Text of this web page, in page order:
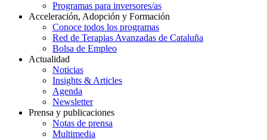
Programas para inversores/as
Acceleración, Adopción y Formación
Conoce todos los programas
Red de Terapias Avanzadas de Cataluña
Bolsa de Empleo
Actualidad
Noticias
Insights & Articles
Agenda
Newsletter
Prensa y publicaciones
Notas de prensa
Multimedia